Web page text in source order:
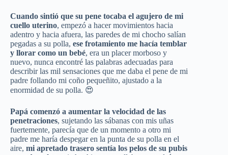
Cuando sintió que su pene tocaba el agujero de mi
cuello uterino, empezó a hacer movimientos hacia
adentro y hacia afuera, las paredes de mi chocho salían
pegadas a su polla, ese frotamiento me hacía temblar
y llorar como un bebé, era un placer morboso y
nuevo, nunca encontré las palabras adecuadas para
describir las mil sensaciones que me daba el pene de mi
padre follando mi coño pequeñito, ajustado a la
enormidad de su polla. 😍
Papá comenzó a aumentar la velocidad de las
penetraciones, sujetando las sábanas con mis uñas
fuertemente, parecía que de un momento a otro mi
padre me haría despegar en la punta de su polla en el
aire, mi apretado trasero sentía los pelos de su pubis